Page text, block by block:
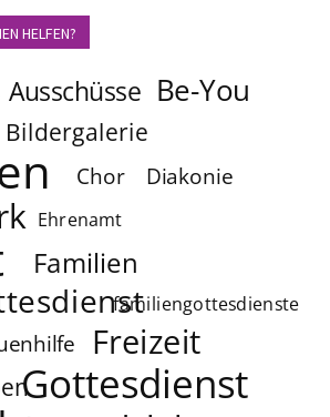
HELFEN?
Ausschüsse Be-You
Bildergalerie
Chor Diakonie
Ehrenamt
Familien
familiengottesdienste
Freizeit
Gottesdienst